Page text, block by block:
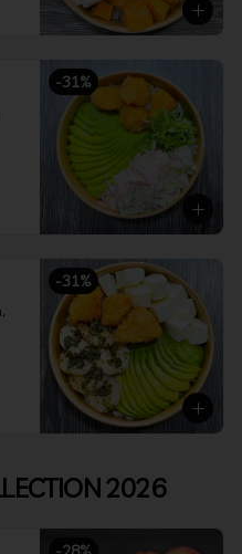
-31%
-31%
2026